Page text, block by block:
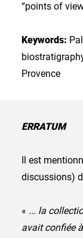
“points of
Keywords:
Provence
ERRATUM
Il est
discussions)
« ... la
avait confiée